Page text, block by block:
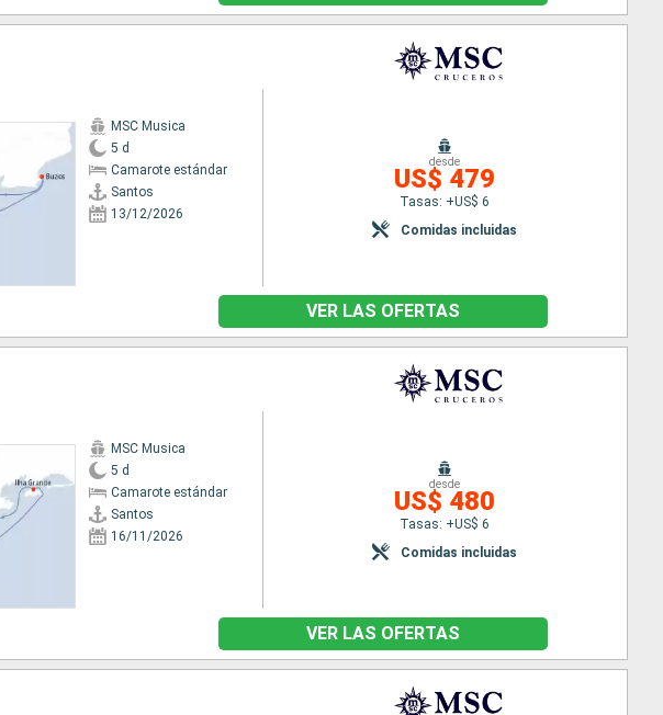
MSC Musica
5 d
Camarote estándar
Santos
13/12/2026
desde
US$ 479
Tasas: +US$ 6
Comidas incluidas
VER LAS OFERTAS
MSC Musica
5 d
Camarote estándar
Santos
16/11/2026
desde
US$ 480
Tasas: +US$ 6
Comidas incluidas
VER LAS OFERTAS